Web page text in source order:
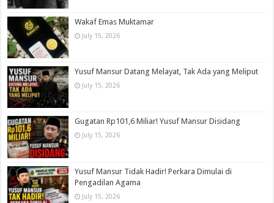
Wakaf Emas Muktamar
July 15, 2026
Yusuf Mansur Datang Melayat, Tak Ada yang Meliput
July 15, 2026
Gugatan Rp101,6 Miliar! Yusuf Mansur Disidang
July 15, 2026
Yusuf Mansur Tidak Hadir! Perkara Dimulai di
Pengadilan Agama
July 15, 2026